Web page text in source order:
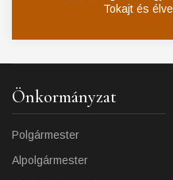
Tokajt és
Önkormányzat
Polgármester
Alpolgármester